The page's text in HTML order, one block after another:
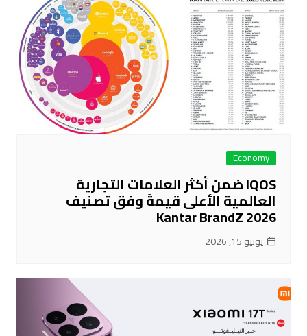
Economy
IQOS ضمن أكثر العلامات التجارية
العالمية الأعلى قيمةً وفق تصنيف
Kantar BrandZ 2026
يونيو 15, 2026